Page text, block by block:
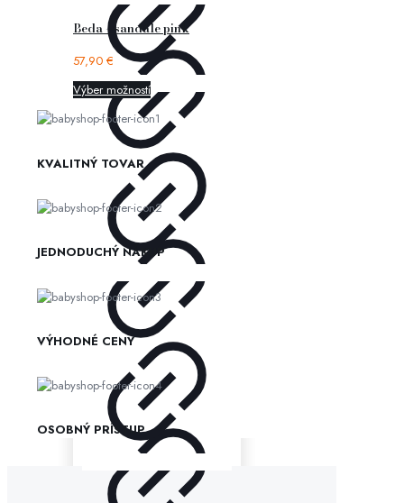
Beda – sandále pink
57,90 €
Výber možností
KVALITNÝ TOVAR
JEDNODUCHÝ NÁKUP
VÝHODNÉ CENY
OSOBNÝ PRÍSTUP